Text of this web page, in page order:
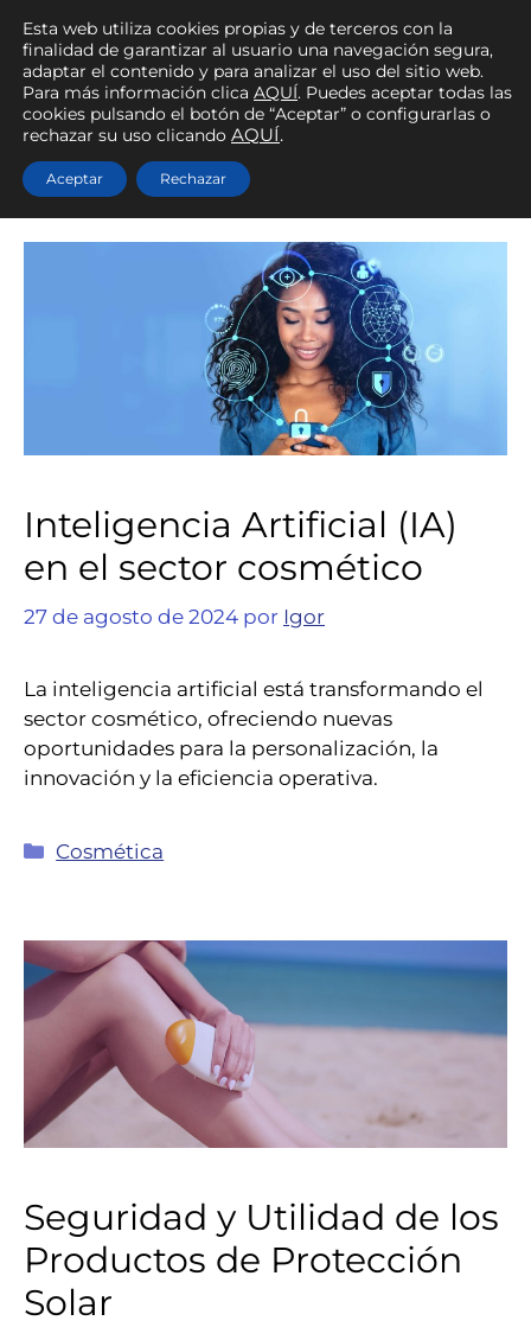
Cosmética
Inteligencia Artificial (IA)
en el sector cosmético
27 de agosto de 2024 por Igor
La inteligencia artificial está transformando el
sector cosmético, ofreciendo nuevas
oportunidades para la personalización, la
innovación y la eficiencia operativa.
Cosmética
Seguridad y Utilidad de los
Productos de Protección
Solar
Esta web utiliza cookies propias y de terceros con la
finalidad de garantizar al usuario una navegación segura,
adaptar el contenido y para analizar el uso del sitio web.
Para más información clica AQUÍ. Puedes aceptar todas las
cookies pulsando el botón de “Aceptar” o configurarlas o
rechazar su uso clicando AQUÍ.
Aceptar Rechazar